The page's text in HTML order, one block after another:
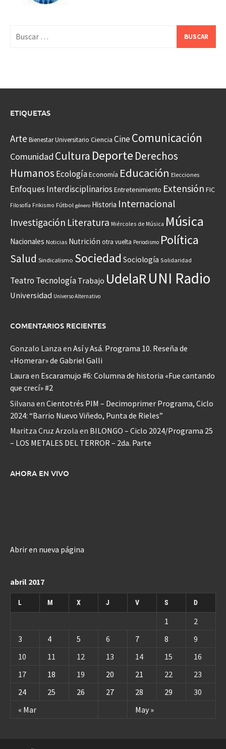
ETIQUETAS
Arte Bienestar Universitario Ciencia CineComunicación
Comunidad Cultura Deporte Derechos
Humanos EcologíaEconomía Educación Elecciones
Enfoques Interdisciplinarios Entretenimiento Extensión FIC
Filosofía Frikismo Fútbol género Historia Internacional
Investigación Literatura Miércoles de Música Música
Nacionales Noticias Nutrición otra vuelta Periodismo Política
Salud Sindicalismo Sociedad Sociología Solidaridad
Teatro Tecnología Trabajo UdelaRUNI Radio
Universidad Universo Alternativo
COMENTARIOS RECIENTES
Gonzalo Lanza en Así y Asá. Programa 10. Reseña de
«Homerar» de Gabriel Galli
Laura en Escaramujo #6: Columna de historia «Fue cantando
que crecí» #2
Silvana en Cientotrés PIM – Decimoprimer Programa, Ciclo
2024: “Barrio Nuevo Viñedo, Punta de Rieles”
Maritza Cruz Arzola en BILONGO – Ciclo 2024/Programa 25
– LOS METALES DEL TERROR – 2da. Parte
AHORA EN VIVO
Abrir en nueva página
abril 2017
L M X J V S D
« Mar May »
1
2
3
4 5 6 7 8
9
10
11 12 13 14 15
16
17
18 19 20 21 22
23
24
25 26 27 28 29 30